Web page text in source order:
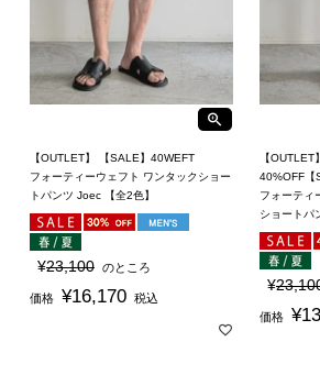
【OUTLET】 【SALE】40WEFT
フォーティーウェフト ワンタックショー
トパンツ Joec 【全2色】
¥23,100 のところ
価格 ¥16,170 税込
【
40%OFF【
フォーティ
ショートパ
¥
価格 ¥